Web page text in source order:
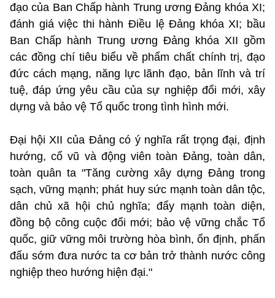
đạo của Ban Chấp hành Trung ương Đảng khóa XI;
đánh giá việc thi hành Điều lệ Đảng khóa XI; bầu
Ban Chấp hành Trung ương Đảng khóa XII gồm
các đồng chí tiêu biểu về phẩm chất chính trị, đạo
đức cách mạng, năng lực lãnh đạo, bản lĩnh và trí
tuệ, đáp ứng yêu cầu của sự nghiệp đổi mới, xây
dựng và bảo vệ Tổ quốc trong tình hình mới.
Đại hội XII của Đảng có ý nghĩa rất trọng đại, định
hướng, cổ vũ và động viên toàn Đảng, toàn dân,
toàn quân ta "Tăng cường xây dựng Đảng trong
sạch, vững mạnh; phát huy sức mạnh toàn dân tộc,
dân chủ xã hội chủ nghĩa; đẩy mạnh toàn diện,
đồng bộ công cuộc đổi mới; bảo vệ vững chắc Tổ
quốc, giữ vững môi trường hòa bình, ổn định, phấn
đấu sớm đưa nước ta cơ bản trở thành nước công
nghiệp theo hướng hiện đại."